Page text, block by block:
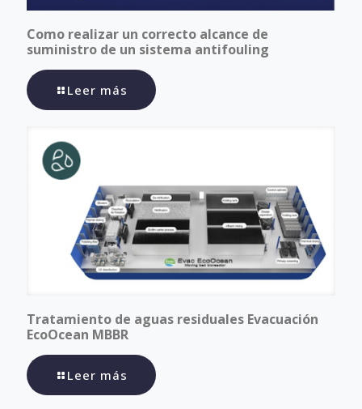
Como realizar un correcto alcance de
suministro de un sistema antifouling
Leer más
Tratamiento de aguas residuales Evacuación
EcoOcean MBBR
Leer más